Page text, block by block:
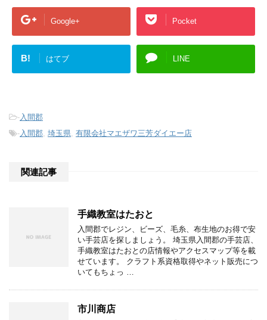
Google+ Pocket
B! はてブ LINE
- 入間郡
- 入間郡 埼玉県 有限会社マエザワ三芳ダイエー店
関連記事
手織教室はたおと
入間郡でレジン、ビーズ、毛糸、布生地のお得で安
い手芸店を探しましょう。 埼玉県入間郡の手芸店、
手織教室はたおとの店情報やアクセスマップ等を載
せています。 クラフト系資格取得やネット販売につ
いてもちょっ …
市川商店